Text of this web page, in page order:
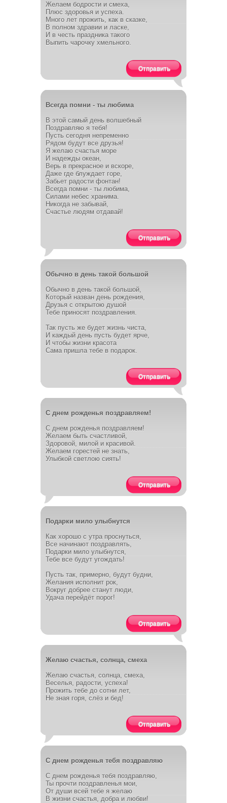
Желаем бодрости и смеха,
Плюс здоровья и успеха.
Много лет прожить, как в сказке,
В полном здравии и ласке,
И в честь праздника такого
Выпить чарочку хмельного.
Отправить
Всегда помни - ты любима
В этой самый день волшебный
Поздравляю я тебя!
Пусть сегодня непременно
Рядом будут все друзья!
Я желаю счастья море
И надежды океан,
Верь в прекрасное и вскоре,
Даже где блуждает горе,
Забьет радости фонтан!
Всегда помни - ты любима,
Силами небес хранима.
Никогда не забывай,
Счастье людям отдавай!
Отправить
Обычно в день такой большой
Обычно в день такой большой,
Который назван день рождения,
Друзья с открытою душой
Тебе приносят поздравления.
Так пусть же будет жизнь чиста,
И каждый день пусть будет ярче,
И чтобы жизни красота
Сама пришла тебе в подарок.
Отправить
С днем рожденья поздравляем!
С днем рожденья поздравляем!
Желаем быть счастливой,
Здоровой, милой и красивой.
Желаем горестей не знать,
Улыбкой светлою сиять!
Отправить
Подарки мило улыбнутся
Как хорошо с утра проснуться,
Все начинают поздравлять,
Подарки мило улыбнутся,
Тебе все будут угождать!
Пусть так, примерно, будут будни,
Желания исполнит рок,
Вокруг добрее станут люди,
Удача перейдёт порог!
Отправить
Желаю счастья, солнца, смеха
Желаю счастья, солнца, смеха,
Веселья, радости, успеха!
Прожить тебе до сотни лет,
Не зная горя, слёз и бед!
Отправить
С днем рожденья тебя поздравляю
С днем рожденья тебя поздравляю,
Ты прочти поздравленья мои,
От души всей тебе я желаю
В жизни счастья, добра и любви!